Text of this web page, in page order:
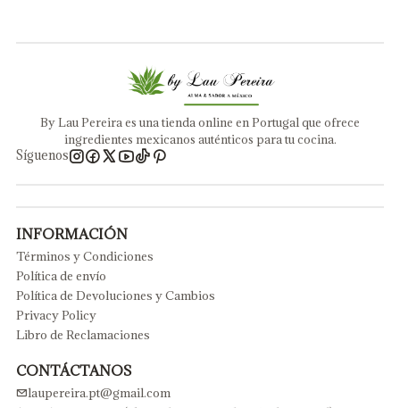
By Lau Pereira es una tienda online en Portugal que ofrece
ingredientes mexicanos auténticos para tu cocina.
Síguenos
INFORMACIÓN
Términos y Condiciones
Política de envío
Política de Devoluciones y Cambios
Privacy Policy
Libro de Reclamaciones
CONTÁCTANOS
laupereira.pt@gmail.com